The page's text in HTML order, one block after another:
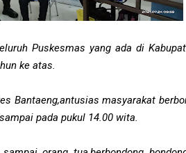
Puskesmas yang ada di
ke atas.
Bantaeng,antusias masyarakat
pada pukul 14.00 wita.